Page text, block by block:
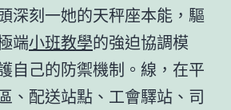
深刻一她的天秤座本能，驅
端小班教學的強迫協調模
自己的防禦機制。線，在平
、配送站點、工會驛站、司